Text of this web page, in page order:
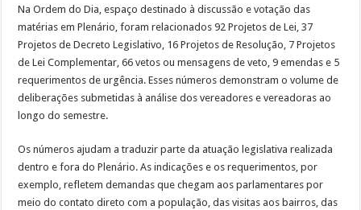
Na Ordem do Dia, espaço destinado à discussão e votação das
matérias em Plenário, foram relacionados 92 Projetos de Lei, 37
Projetos de Decreto Legislativo, 16 Projetos de Resolução, 7 Projetos
de Lei Complementar, 66 vetos ou mensagens de veto, 9 emendas e 5
requerimentos de urgência. Esses números demonstram o volume de
deliberações submetidas à análise dos vereadores e vereadoras ao
longo do semestre.
Os números ajudam a traduzir parte da atuação legislativa realizada
dentro e fora do Plenário. As indicações e os requerimentos, por
exemplo, refletem demandas que chegam aos parlamentares por
meio do contato direto com a população, das visitas aos bairros, das